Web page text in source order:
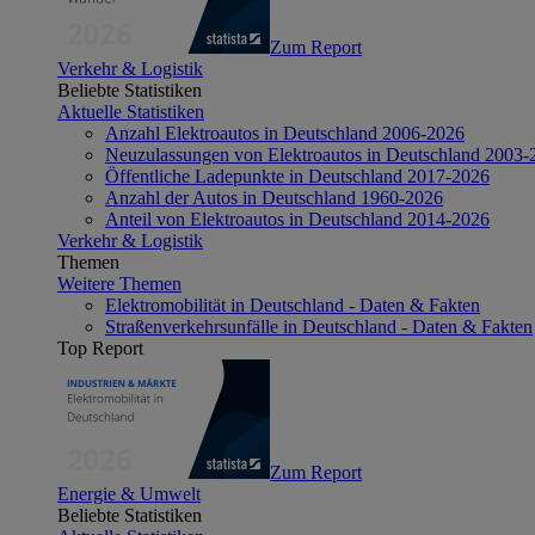
Zum Report
Verkehr & Logistik
Beliebte Statistiken
Aktuelle Statistiken
Anzahl Elektroautos in Deutschland 2006-2026
Neuzulassungen von Elektroautos in Deutschland 2003-
Öffentliche Ladepunkte in Deutschland 2017-2026
Anzahl der Autos in Deutschland 1960-2026
Anteil von Elektroautos in Deutschland 2014-2026
Verkehr & Logistik
Themen
Weitere Themen
Elektromobilität in Deutschland - Daten & Fakten
Straßenverkehrsunfälle in Deutschland - Daten & Fakten
Top Report
Zum Report
Energie & Umwelt
Beliebte Statistiken